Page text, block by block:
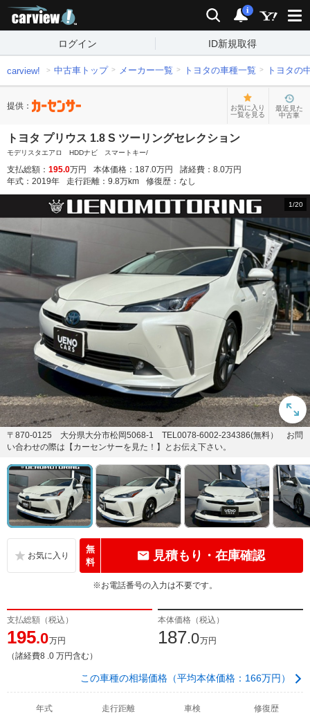
検索 通知
i
ログイン ID新規取得
carview! 中古車トップ メーカー一覧 トヨタの車種一覧 トヨタの
提供：
お気に入り
一覧を見る
最近見た
中古車
トヨタ プリウス 1.8 S ツーリングセレクション
モデリスタエアロ HDDナビ スマートキー/
支払総額： 195.0万円 本体価格： 187.0万円 諸経費： 8.0万円
年式： 2019年 走行距離： 9.8万km 修復歴： なし
1/20
〒870-0125 大分県大分市松岡5068-1 TEL0078-6002-234386(無料） お問
い合わせの際は【カーセンサーを見た！】とお伝え下さい。
無
料
見積もり・在庫確認
※お電話番号の入力は不要です。
支払総額（税込）
195.0万円
（諸経費8 .0 万円含む）
本体価格（税込）
187.0万円
この車種の相場価格（平均本体価格：166万円）
年式 走行距離
車検
修復歴